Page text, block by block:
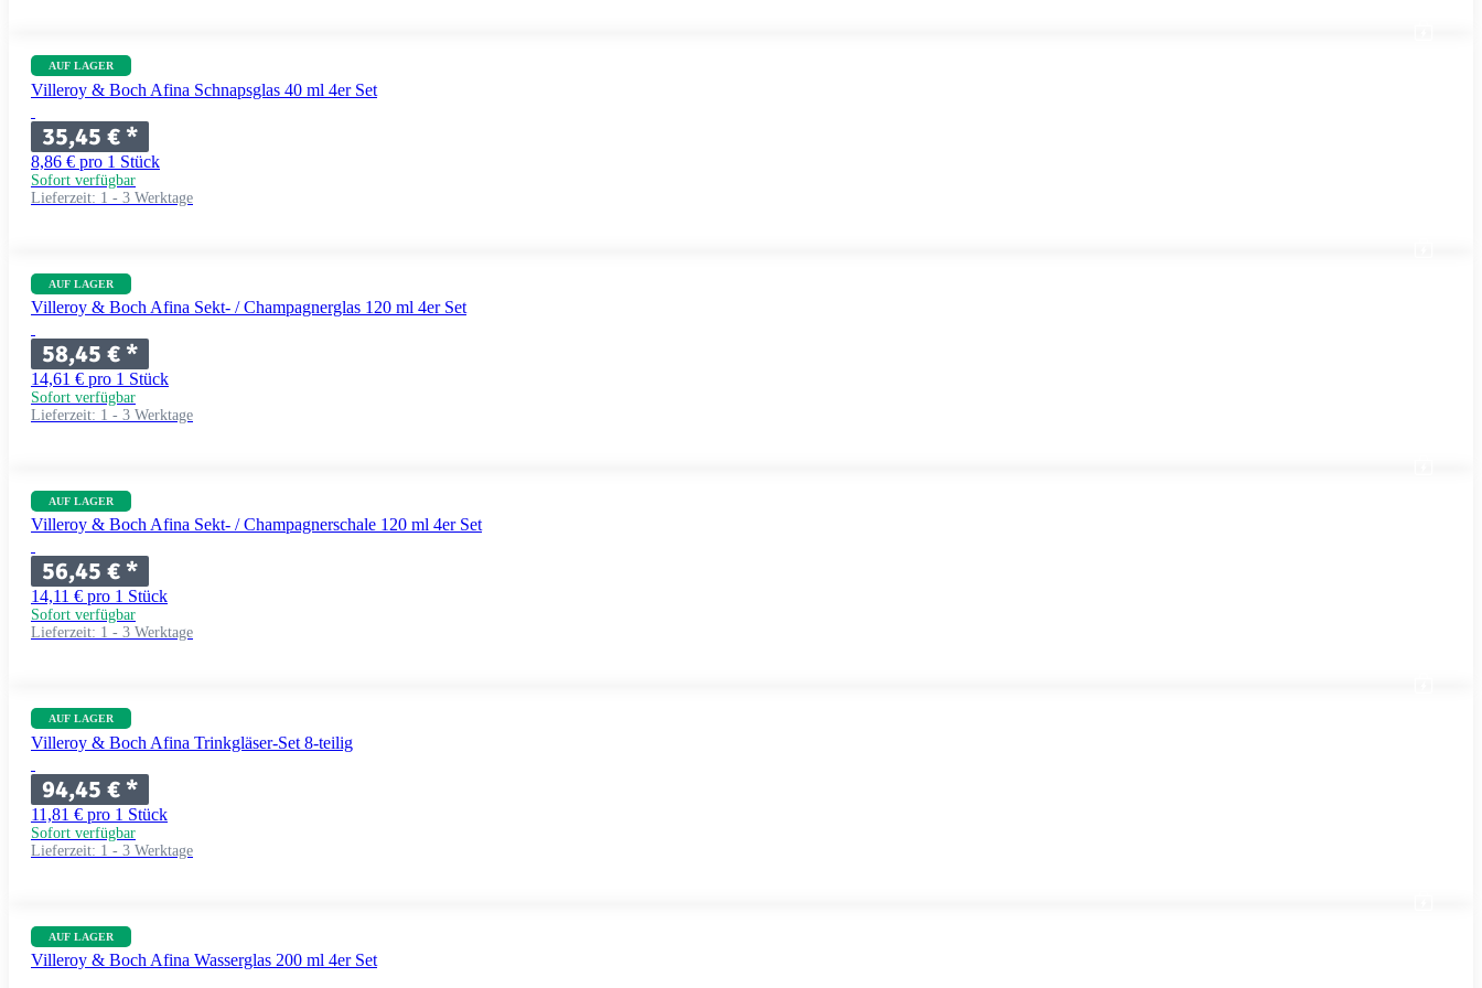
AUF LAGER
Villeroy & Boch Afina Schnapsglas 40 ml 4er Set
35,45 € *
8,86 € pro 1 Stück
Sofort verfügbar
Lieferzeit: 1 - 3 Werktage
AUF LAGER
Villeroy & Boch Afina Sekt- / Champagnerglas 120 ml 4er Set
58,45 € *
14,61 € pro 1 Stück
Sofort verfügbar
Lieferzeit: 1 - 3 Werktage
AUF LAGER
Villeroy & Boch Afina Sekt- / Champagnerschale 120 ml 4er Set
56,45 € *
14,11 € pro 1 Stück
Sofort verfügbar
Lieferzeit: 1 - 3 Werktage
AUF LAGER
Villeroy & Boch Afina Trinkgläser-Set 8-teilig
94,45 € *
11,81 € pro 1 Stück
Sofort verfügbar
Lieferzeit: 1 - 3 Werktage
AUF LAGER
Villeroy & Boch Afina Wasserglas 200 ml 4er Set